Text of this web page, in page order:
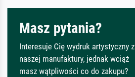
Masz pytania?
Interesuje Cię wydruk artystyczny z
naszej manufaktury, jednak wciąż
masz wątpliwości co do zakupu?